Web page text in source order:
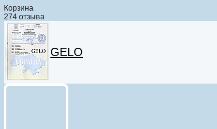
Корзина
274 отзыва
GELO